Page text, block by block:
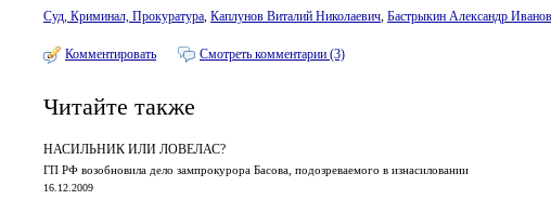
Суд, Криминал, Прокуратура, Каплунов Виталий Николаевич, Бастрыкин Александр
Комментировать Смотреть комментарии (3)
Читайте также
НАСИЛЬНИК ИЛИ ЛОВЕЛАС?
ГП РФ возобновила дело зампрокурора Басова, подозреваемого в изнасиловании
16.12.2009